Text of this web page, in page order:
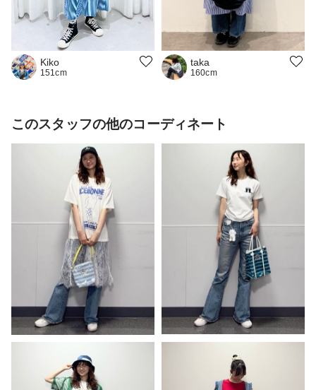
Kiko
151cm
taka
160cm
このスタッフの他のコーディネート